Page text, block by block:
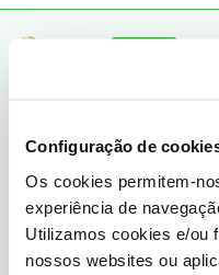
Configuração de
Os cookies permitem-
experiência de
Utilizamos cookies e/ou
nossos websites ou
Há sempre a hipótese de ir
https://about.me/
1 pessoa gostou